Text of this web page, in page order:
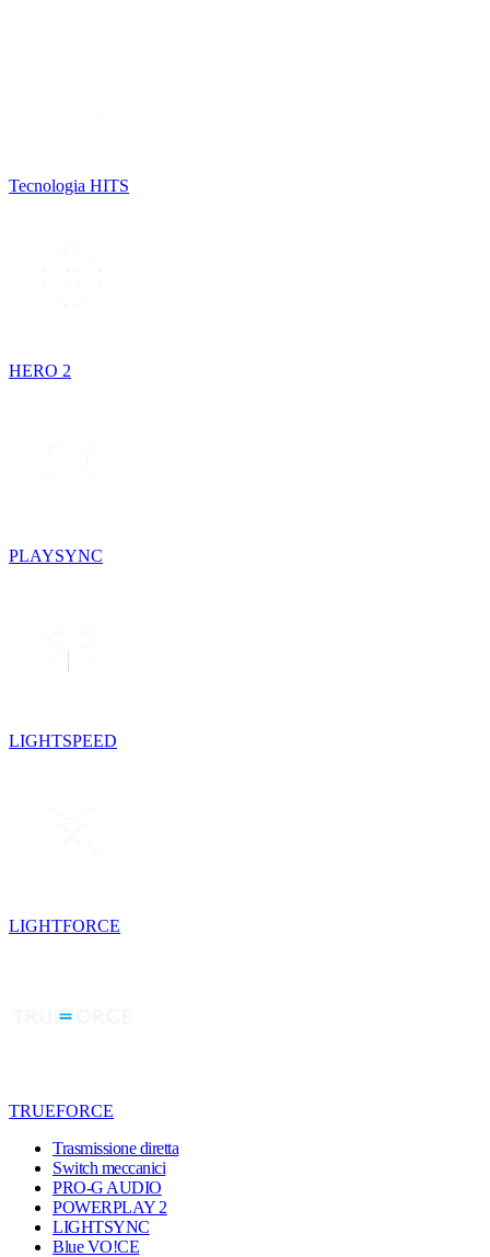
Tecnologia HITS
HERO 2
PLAYSYNC
LIGHTSPEED
LIGHTFORCE
TRUEFORCE
Trasmissione diretta
Switch meccanici
PRO-G AUDIO
POWERPLAY 2
LIGHTSYNC
Blue VO!CE